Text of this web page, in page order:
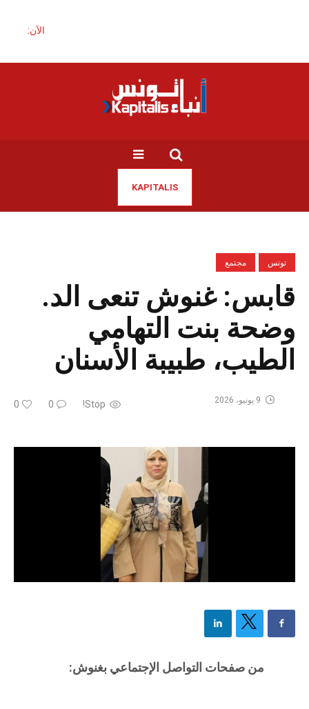
الآن:
KAPITALIS
تونس مجتمع
قابس: غنوش تنعى الد.
وضحة بنت التهامي
الطيب، طبيبة الأسنان
Stop!
0
0 9 يونيو، 2026
من صفحات التواصل الإجتماعي بغنوش: